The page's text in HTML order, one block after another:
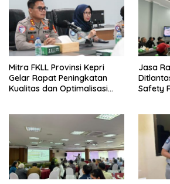
Mitra FKLL Provinsi Kepri
Gelar Rapat Peningkatan
Kualitas dan Optimalisasi
Jasa
Safety
Indonesia